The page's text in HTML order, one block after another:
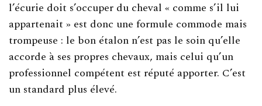
l’écurie doit s’occuper du cheval « comme s’il lui
appartenait » est donc une formule commode mais
trompeuse : le bon étalon n’est pas le soin qu’elle
accorde à ses propres chevaux, mais celui qu’un
professionnel compétent est réputé apporter. C’est
un standard plus élevé.